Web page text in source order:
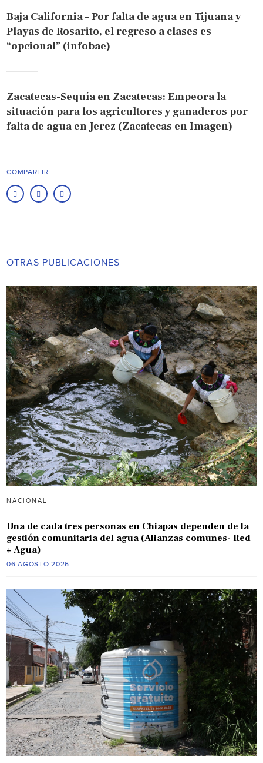
Baja California – Por falta de agua en Tijuana y
Playas de Rosarito, el regreso a clases es
“opcional” (infobae)
Zacatecas-Sequía en Zacatecas: Empeora la
situación para los agricultores y ganaderos por
falta de agua en Jerez (Zacatecas en Imagen)
COMPARTIR
OTRAS PUBLICACIONES
NACIONAL
Una de cada tres personas en Chiapas dependen de la
gestión comunitaria del agua (Alianzas comunes- Red
+ Agua)
06 AGOSTO 2026